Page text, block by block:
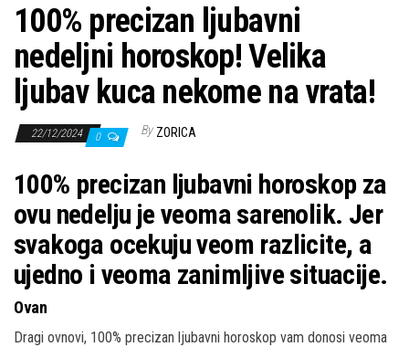
100% precizan ljubavni
nedeljni horoskop! Velika
ljubav kuca nekome na vrata!
22/12/2024 0 By ZORICA
100% precizan ljubavni horoskop za
ovu nedelju je veoma sarenolik. Jer
svakoga ocekuju veom razlicite, a
ujedno i veoma zanimljive situacije.
Ovan
Dragi ovnovi, 100% precizan ljubavni horoskop vam donosi veoma